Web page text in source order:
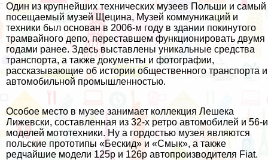
Один из крупнейших технических музеев Польши и самый
посещаемый музей Щецина, Музей коммуникаций и
техники был основан в 2006-м году в здании покинутого
трамвайного депо, переставшем функционировать двумя
годами ранее. Здесь выставлены уникальные средства
транспорта, а также документы и фотографии,
рассказывающие об истории общественного транспорта и
автомобильной промышленностью.
Особое место в музее занимает коллекция Лешека
Лижевски, составленная из 32-х ретро автомобилей и 56-и
моделей мототехники. Ну а гордостью музея являются
польские прототипы «Бескид» и «Смык», а также
редчайшие модели 125p и 126p автопроизводителя Fiat.